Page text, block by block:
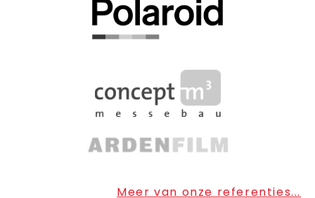
Meer van onze referenties...